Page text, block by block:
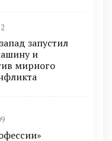
запустил
и
мирного